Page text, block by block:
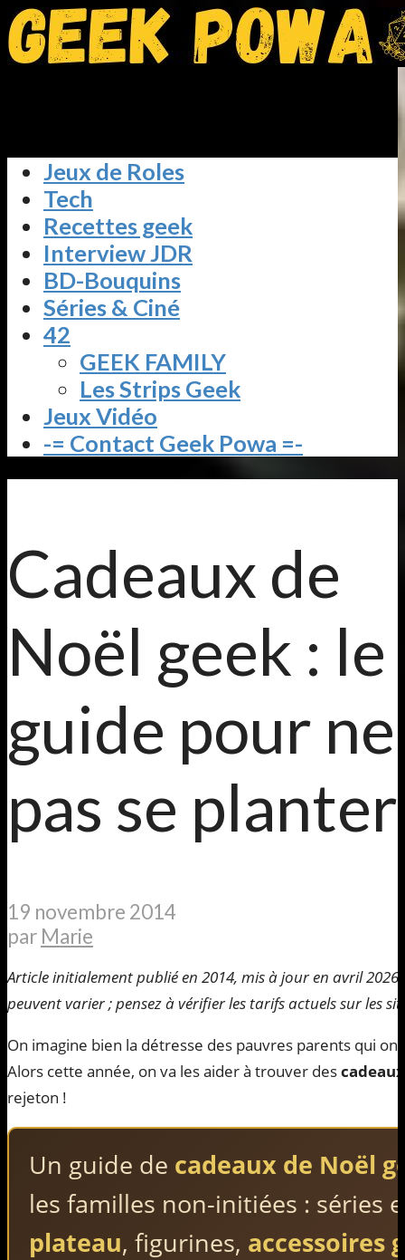
Jeux de Roles
Tech
Recettes geek
Interview JDR
BD-Bouquins
Séries & Ciné
42
GEEK FAMILY
Les Strips Geek
Jeux Vidéo
-= Contact Geek Powa =-
Cadeaux de
Noël geek : le
guide pour ne
pas se planter
19 novembre 2014
par Marie
Article initialement publié en 2014, mis à jour en avril
peuvent varier ; pensez à vérifier les tarifs actuels sur les
On imagine bien la détresse des pauvres parents qui
Alors cette année, on va les aider à trouver des
rejeton !
Un guide de cadeaux de Noël
les familles non-initiées : séries
plateau, figurines, accessoires